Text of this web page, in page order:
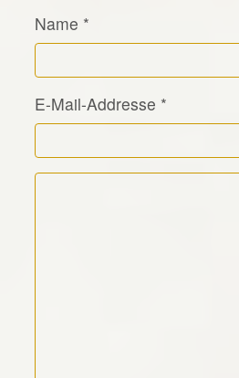
Name *
E-Mail-Addresse *
Kommentar Text